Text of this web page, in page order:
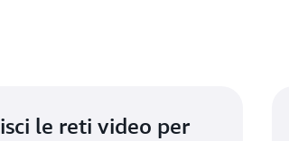
le reti video per